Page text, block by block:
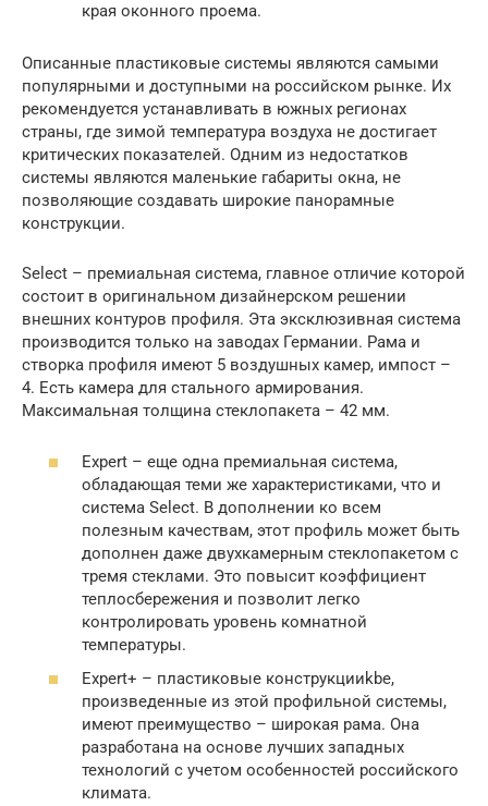
края оконного проема.
Описанные пластиковые системы являются самыми
популярными и доступными на российском рынке. Их
рекомендуется устанавливать в южных регионах
страны, где зимой температура воздуха не достигает
критических показателей. Одним из недостатков
системы являются маленькие габариты окна, не
позволяющие создавать широкие панорамные
конструкции.
Select – премиальная система, главное отличие которой
состоит в оригинальном дизайнерском решении
внешних контуров профиля. Эта эксклюзивная система
производится только на заводах Германии. Рама и
створка профиля имеют 5 воздушных камер, импост –
4. Есть камера для стального армирования.
Максимальная толщина стеклопакета – 42 мм.
Expert – еще одна премиальная система,
обладающая теми же характеристиками, что и
система Select. В дополнении ко всем
полезным качествам, этот профиль может быть
дополнен даже двухкамерным стеклопакетом с
тремя стеклами. Это повысит коэффициент
теплосбережения и позволит легко
контролировать уровень комнатной
температуры.
Expert+ – пластиковые конструкцииkbe,
произведенные из этой профильной системы,
имеют преимущество – широкая рама. Она
разработана на основе лучших западных
технологий с учетом особенностей российского
климата.